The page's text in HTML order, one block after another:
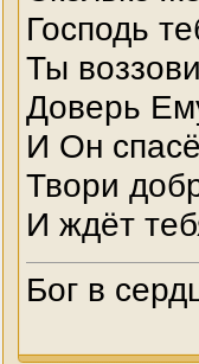
Господь
Ты
Доверь
И Он
Твори
И ждёт
Бог в